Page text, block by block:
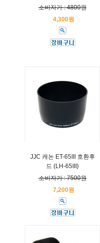
소비자가 : 4800원
4,300원
JJC 캐논 ET-65III 호환후
드 (LH-65III)
소비자가 : 7500원
7,200원